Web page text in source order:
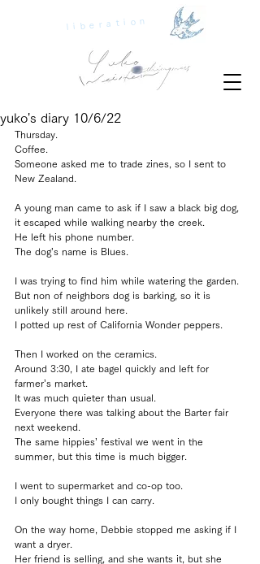
liberation
yuko's diary 10/6/22
Thursday.
Coffee.
Someone asked me to trade zines, so I sent to
New Zealand.
A young man came to ask if I saw a black big dog,
it escaped while walking nearby the creek.
He left his phone number.
The dog’s name is Blues.
I was trying to find him while watering the garden.
But non of neighbors dog is barking, so it is
unlikely still around here.
I potted up rest of California Wonder peppers.
Then I worked on the ceramics.
Around 3:30, I ate bagel quickly and left for
farmer’s market.
It was much quieter than usual.
Everyone there was talking about the Barter fair
next weekend.
The same hippies’ festival we went in the
summer, but this time is much bigger.
I went to supermarket and co-op too.
I only bought things I can carry.
On the way home, Debbie stopped me asking if I
want a dryer.
Her friend is selling, and she wants it, but she